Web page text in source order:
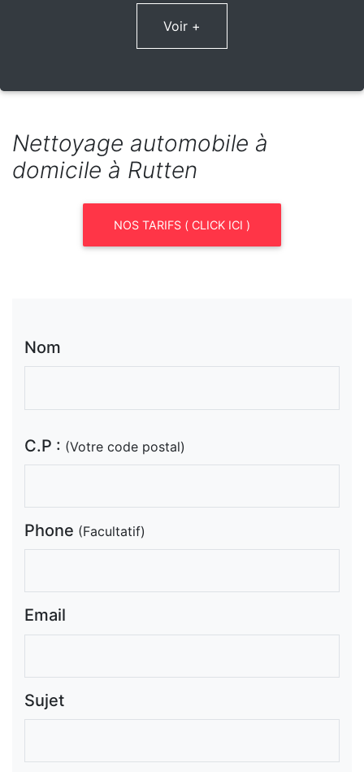
Voir +
Nettoyage automobile à
domicile à Rutten
NOS TARIFS ( CLICK ICI )
Nom
C.P : (Votre code postal)
Phone (Facultatif)
Email
Sujet